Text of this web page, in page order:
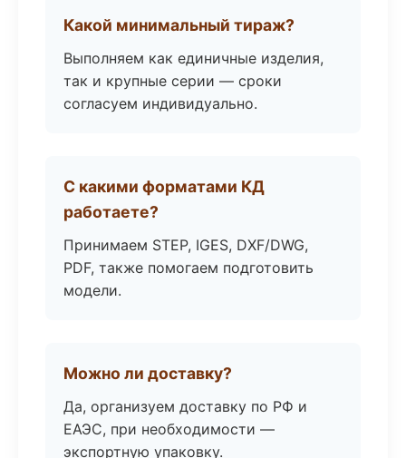
Какой минимальный тираж?
Выполняем как единичные изделия,
так и крупные серии — сроки
согласуем индивидуально.
С какими форматами КД
работаете?
Принимаем STEP, IGES, DXF/DWG,
PDF, также помогаем подготовить
модели.
Можно ли доставку?
Да, организуем доставку по РФ и
ЕАЭС, при необходимости —
экспортную упаковку.